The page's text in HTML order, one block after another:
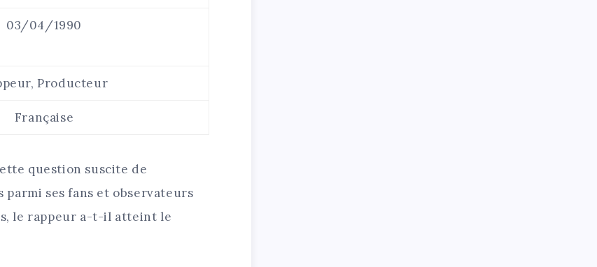
03/04/1990
Producteur
Française
question suscite de
ses fans et observateurs
le rappeur a-t-il atteint le